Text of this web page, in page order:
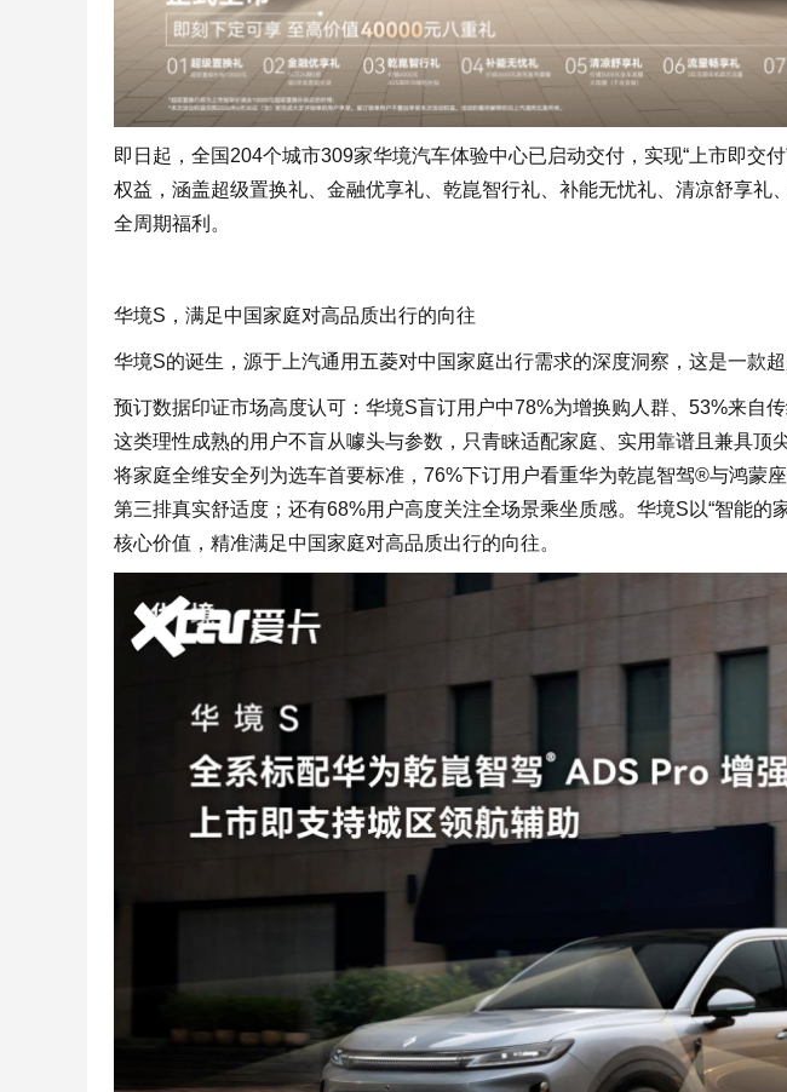
即日起，全国204个城市309家华境汽车体验中心已启动交付，实现“上市即交
权益，涵盖超级置换礼、金融优享礼、乾崑智行礼、补能无忧礼、清凉舒享礼
全周期福利。
华境S，满足中国家庭对高品质出行的向往
华境S的诞生，源于上汽通用五菱对中国家庭出行需求的深度洞察，这是一款
预订数据印证市场高度认可：华境S盲订用户中78%为增换购人群、53%来自
这类理性成熟的用户不盲从噱头与参数，只青睐适配家庭、实用靠谱且兼具顶
将家庭全维安全列为选车首要标准，76%下订用户看重华为乾崑智驾®与鸿蒙
第三排真实舒适度；还有68%用户高度关注全场景乘坐质感。华境S以“智能的
核心价值，精准满足中国家庭对高品质出行的向往。